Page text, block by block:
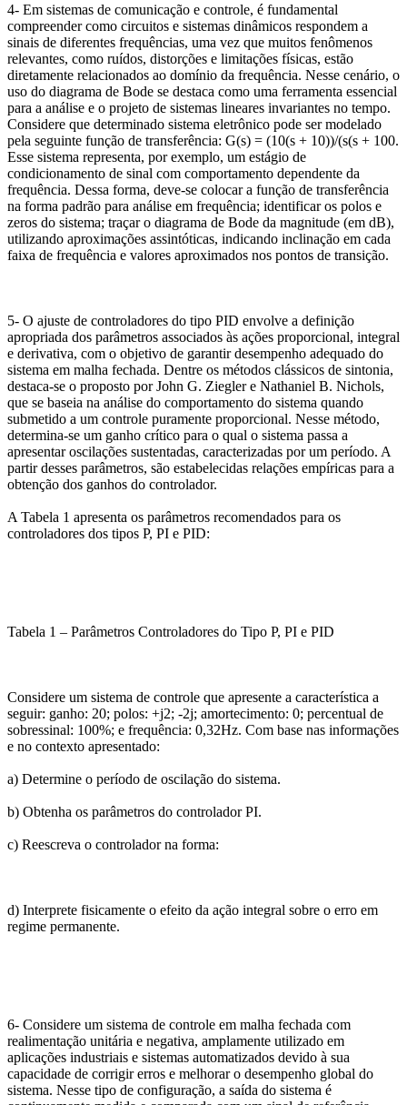
4- Em sistemas de comunicação e controle, é fundamental
compreender como circuitos e sistemas dinâmicos respondem a
sinais de diferentes frequências, uma vez que muitos fenômenos
relevantes, como ruídos, distorções e limitações físicas, estão
diretamente relacionados ao domínio da frequência. Nesse cenário, o
uso do diagrama de Bode se destaca como uma ferramenta essencial
para a análise e o projeto de sistemas lineares invariantes no tempo.
Considere que determinado sistema eletrônico pode ser modelado
pela seguinte função de transferência: G(s) = (10(s + 10))/(s(s + 100.
Esse sistema representa, por exemplo, um estágio de
condicionamento de sinal com comportamento dependente da
frequência. Dessa forma, deve-se colocar a função de transferência
na forma padrão para análise em frequência; identificar os polos e
zeros do sistema; traçar o diagrama de Bode da magnitude (em dB),
utilizando aproximações assintóticas, indicando inclinação em cada
faixa de frequência e valores aproximados nos pontos de transição.
5- O ajuste de controladores do tipo PID envolve a definição
apropriada dos parâmetros associados às ações proporcional, integral
e derivativa, com o objetivo de garantir desempenho adequado do
sistema em malha fechada. Dentre os métodos clássicos de sintonia,
destaca-se o proposto por John G. Ziegler e Nathaniel B. Nichols,
que se baseia na análise do comportamento do sistema quando
submetido a um controle puramente proporcional. Nesse método,
determina-se um ganho crítico para o qual o sistema passa a
apresentar oscilações sustentadas, caracterizadas por um período. A
partir desses parâmetros, são estabelecidas relações empíricas para a
obtenção dos ganhos do controlador.
A Tabela 1 apresenta os parâmetros recomendados para os
controladores dos tipos P, PI e PID:
Tabela 1 – Parâmetros Controladores do Tipo P, PI e PID
Considere um sistema de controle que apresente a característica a
seguir: ganho: 20; polos: +j2; -2j; amortecimento: 0; percentual de
sobressinal: 100%; e frequência: 0,32Hz. Com base nas informações
e no contexto apresentado:
a) Determine o período de oscilação do sistema.
b) Obtenha os parâmetros do controlador PI.
c) Reescreva o controlador na forma:
d) Interprete fisicamente o efeito da ação integral sobre o erro em
regime permanente.
6- Considere um sistema de controle em malha fechada com
realimentação unitária e negativa, amplamente utilizado em
aplicações industriais e sistemas automatizados devido à sua
capacidade de corrigir erros e melhorar o desempenho global do
sistema. Nesse tipo de configuração, a saída do sistema é